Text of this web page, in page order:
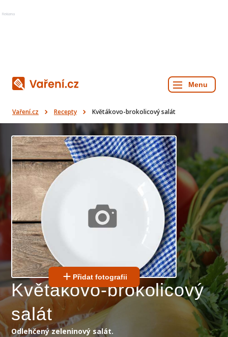
Reklama
Vaření.cz Recepty Květákovo-brokolicový salát
Přidat fotografii
Květákovo-brokolicový
salát
Odlehčený zeleninový salát.